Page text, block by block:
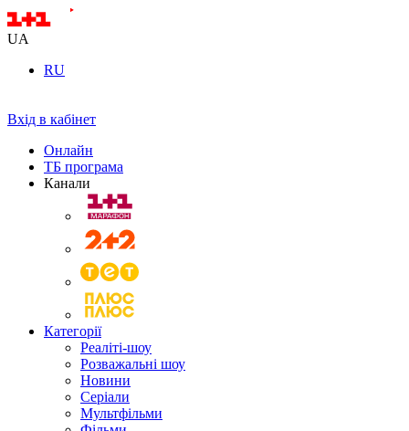
UA
RU
Вхід в кабінет
Онлайн
ТБ програма
Канали
Категорії
Реаліті-шоу
Розважальні шоу
Новини
Серіали
Мультфільми